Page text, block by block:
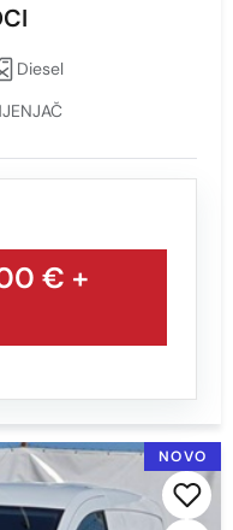
Diesel
€ +
NOVO